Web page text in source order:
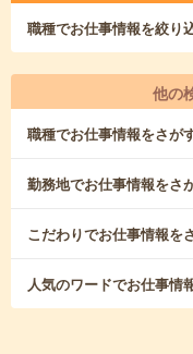
職種でお仕事情報を絞り
他の
職種でお仕事情報をさが
勤務地でお仕事情報をさ
こだわりでお仕事情報を
人気のワードでお仕事情